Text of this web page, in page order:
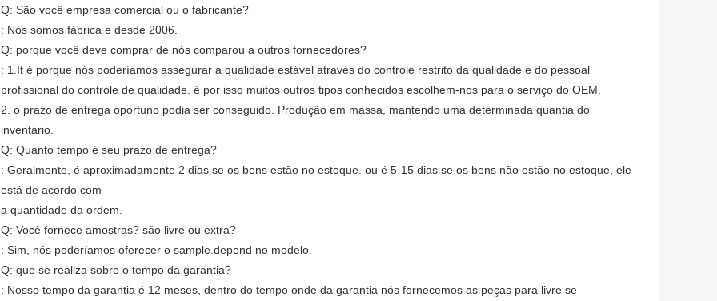
Q: São você empresa comercial ou o fabricante?
: Nós somos fábrica e desde 2006.
Q: porque você deve comprar de nós comparou a outros fornecedores?
: 1.It é porque nós poderíamos assegurar a qualidade estável através do controle restrito da qualidade e do pessoal
profissional do controle de qualidade. é por isso muitos outros tipos conhecidos escolhem-nos para o serviço do OEM.
2. o prazo de entrega oportuno podia ser conseguido. Produção em massa, mantendo uma determinada quantia do
inventário.
Q: Quanto tempo é seu prazo de entrega?
: Geralmente, é aproximadamente 2 dias se os bens estão no estoque. ou é 5-15 dias se os bens não estão no estoque, ele
está de acordo com
a quantidade da ordem.
Q: Você fornece amostras? são livre ou extra?
: Sim, nós poderíamos oferecer o sample.depend no modelo.
Q: que se realiza sobre o tempo da garantia?
: Nosso tempo da garantia é 12 meses, dentro do tempo onde da garantia nós fornecemos as peças para livre se